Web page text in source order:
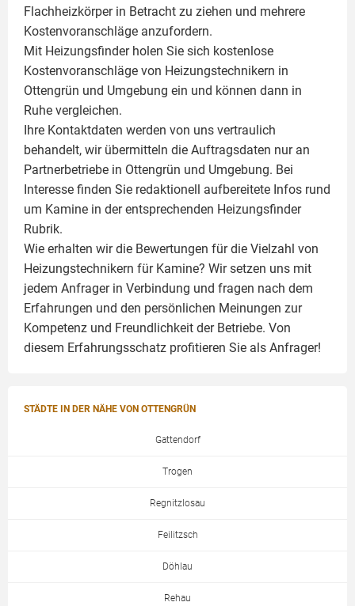
Flachheizkörperin Betracht zu ziehen und mehrere
Kostenvoranschläge anzufordern.
Mit Heizungsfinder holen Sie sich kostenlose
Kostenvoranschläge von Heizungstechnikern in
Ottengrün und Umgebung ein und können dann in
Ruhe vergleichen.
Ihre Kontaktdaten werden von uns vertraulich
behandelt, wir übermitteln die Auftragsdaten nur an
Partnerbetriebe in Ottengrün und Umgebung. Bei
Interesse finden Sie redaktionell aufbereitete Infos rund
um Kamine in der entsprechenden Heizungsfinder
Rubrik.
Wie erhalten wir die Bewertungen für die Vielzahl von
Heizungstechnikern für Kamine? Wir setzen uns mit
jedem Anfrager in Verbindung und fragen nach dem
Erfahrungen und den persönlichen Meinungen zur
Kompetenz und Freundlichkeit der Betriebe. Von
diesem Erfahrungsschatz profitieren Sie als Anfrager!
STÄDTE IN DER NÄHE VON OTTENGRÜN
Gattendorf
Trogen
Regnitzlosau
Feilitzsch
Döhlau
Rehau